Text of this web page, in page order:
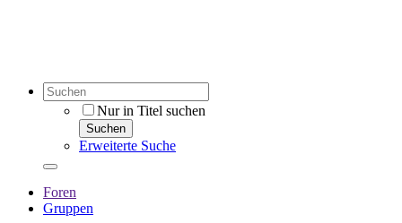
Nur in Titel suchen
Suchen
Erweiterte Suche
Foren
Gruppen